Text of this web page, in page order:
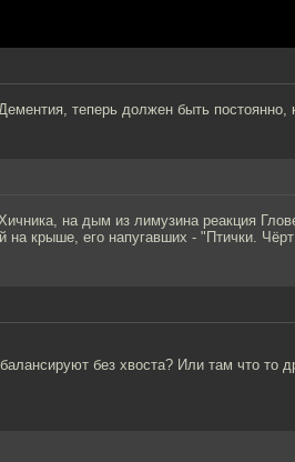
теперь должен быть постоянно,
на дым из лимузина реакция
на крыше, его напугавших - "Птички.
без хвоста? Или там что то